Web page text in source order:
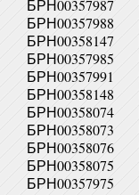
БРН00357987
БРН00357988
БРН00358147
БРН00357985
БРН00357991
БРН00358148
БРН00358074
БРН00358073
БРН00358076
БРН00358075
БРН00357975